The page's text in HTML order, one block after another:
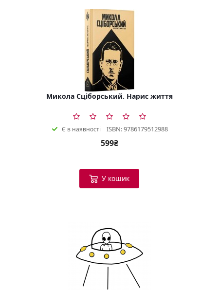
Микола Сціборський. Нарис життя
Є в наявності ISBN: 9786179512988
599₴
У кошик